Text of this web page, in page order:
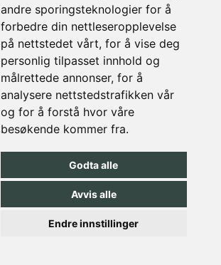
andre sporingsteknologier for å
forbedre din nettleseropplevelse
på nettstedet vårt, for å vise deg
personlig tilpasset innhold og
målrettede annonser, for å
analysere nettstedstrafikken vår
og for å forstå hvor våre
besøkende kommer fra.
Godta alle
Avvis alle
Endre innstillinger
© FILLOX AS
Populære søk:
Botox VS Rynkebehandling
Laserbehandlinger
Hårfjerning laser 50%
Info etter leppefiller(PDF)
Fillox Theresesgate